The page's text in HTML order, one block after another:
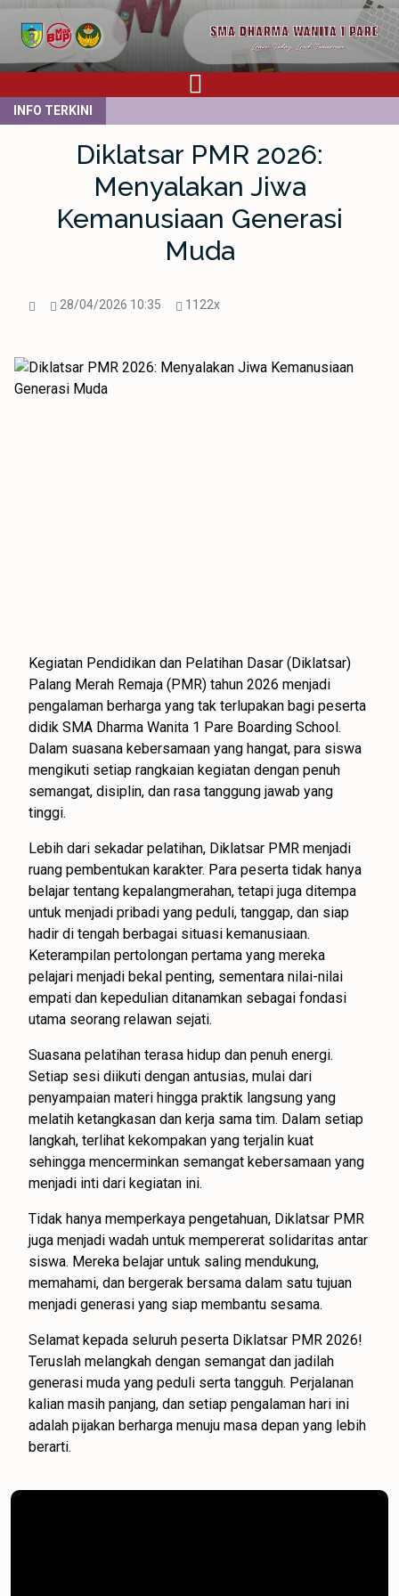
INFO TERKINI
Diklatsar PMR 2026:
Menyalakan Jiwa
Kemanusiaan Generasi
Muda
28/04/2026 10:35 1122x
Kegiatan Pendidikan dan Pelatihan Dasar (Diklatsar)
Palang Merah Remaja (PMR) tahun 2026 menjadi
pengalaman berharga yang tak terlupakan bagi peserta
didik SMA Dharma Wanita 1 Pare Boarding School.
Dalam suasana kebersamaan yang hangat, para siswa
mengikuti setiap rangkaian kegiatan dengan penuh
semangat, disiplin, dan rasa tanggung jawab yang
tinggi.
Lebih dari sekadar pelatihan, Diklatsar PMR menjadi
ruang pembentukan karakter. Para peserta tidak hanya
belajar tentang kepalangmerahan, tetapi juga ditempa
untuk menjadi pribadi yang peduli, tanggap, dan siap
hadir di tengah berbagai situasi kemanusiaan.
Keterampilan pertolongan pertama yang mereka
pelajari menjadi bekal penting, sementara nilai-nilai
empati dan kepedulian ditanamkan sebagai fondasi
utama seorang relawan sejati.
Suasana pelatihan terasa hidup dan penuh energi.
Setiap sesi diikuti dengan antusias, mulai dari
penyampaian materi hingga praktik langsung yang
melatih ketangkasan dan kerja sama tim. Dalam setiap
langkah, terlihat kekompakan yang terjalin kuat
sehingga mencerminkan semangat kebersamaan yang
menjadi inti dari kegiatan ini.
Tidak hanya memperkaya pengetahuan, Diklatsar PMR
juga menjadi wadah untuk mempererat solidaritas antar
siswa. Mereka belajar untuk saling mendukung,
memahami, dan bergerak bersama dalam satu tujuan
menjadi generasi yang siap membantu sesama.
Selamat kepada seluruh peserta Diklatsar PMR 2026!
Teruslah melangkah dengan semangat dan jadilah
generasi muda yang peduli serta tangguh. Perjalanan
kalian masih panjang, dan setiap pengalaman hari ini
adalah pijakan berharga menuju masa depan yang lebih
berarti.